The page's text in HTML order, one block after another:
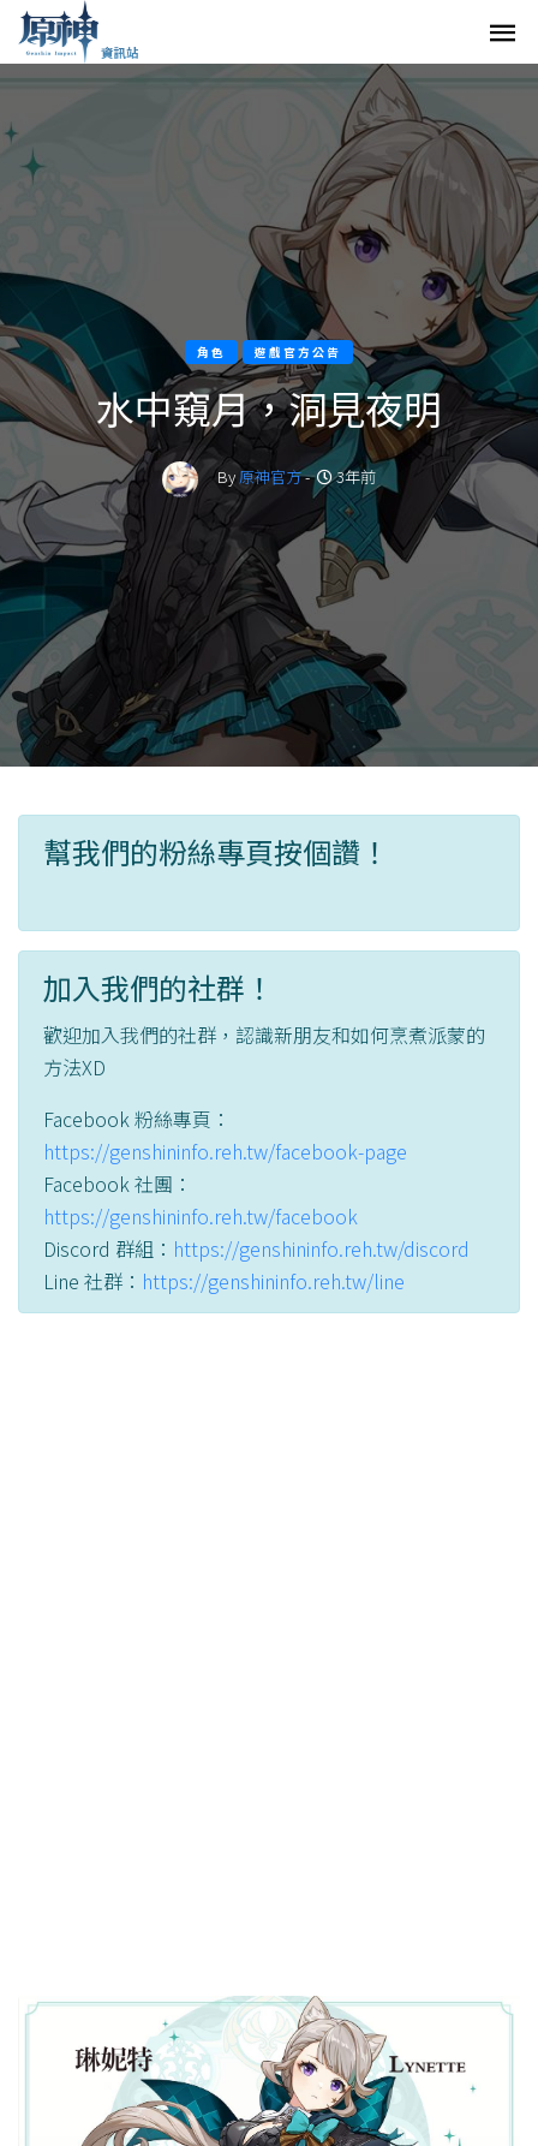
角色 遊戲官方公告
水中窺月，洞見夜明
By原神官方- 3年前
幫我們的粉絲專頁按個讚！
加入我們的社群！
歡迎加入我們的社群，認識新朋友和如何烹煮派蒙的
方法XD
Facebook 粉絲專頁：
https://genshininfo.reh.tw/facebook-page
Facebook 社團：
https://genshininfo.reh.tw/facebook
Discord 群組： https://genshininfo.reh.tw/discord
Line 社群： https://genshininfo.reh.tw/line